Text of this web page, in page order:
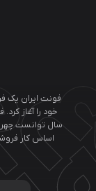
خود را آغاز
سال توانست
اساس کار